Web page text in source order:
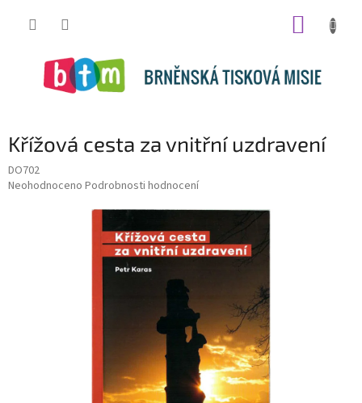
Křížová cesta za vnitřní uzdravení
DO702
Průměrné
Neohodnoceno Podrobnosti hodnocení